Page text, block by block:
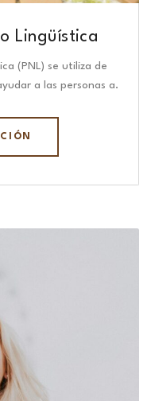
Lingüística​
(PNL) se utiliza de
a las personas a.